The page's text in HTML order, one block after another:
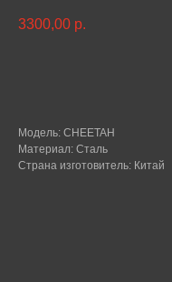
3300,00 р.
Модель: CHEETAH
Материал: Сталь
Страна изготовитель: Китай